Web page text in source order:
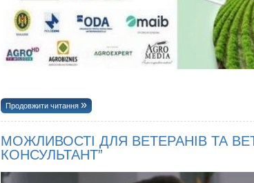
Продовжити читання
МОЖЛИВОСТІ ДЛЯ ВЕТЕРАНІВ ТА
КОНСУЛЬТАНТ”